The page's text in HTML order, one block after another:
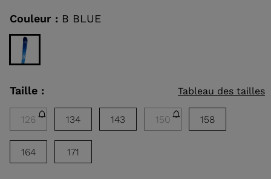
CONCEPT
Couleur : B BLUE
Taille : Tableau des tailles
126 134 143 150 158
164 171